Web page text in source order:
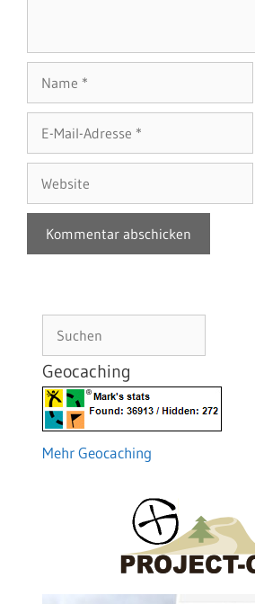
Mail-
Adresse
Geocaching
Mehr Geocaching